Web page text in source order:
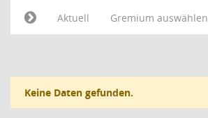
Aktuell
Gremium auswählen
Keine Daten gefunden.